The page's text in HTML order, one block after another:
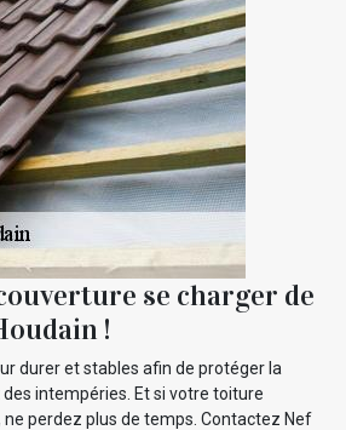
se charger de
!
durer et stables afin de protéger la
intempéries. Et si votre toiture
perdez plus de temps. Contactez Nef